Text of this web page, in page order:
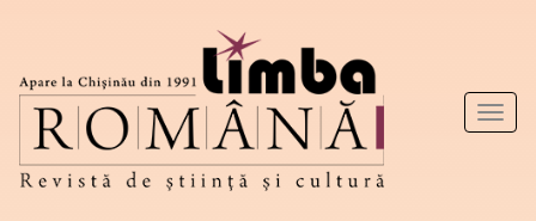
Toggle